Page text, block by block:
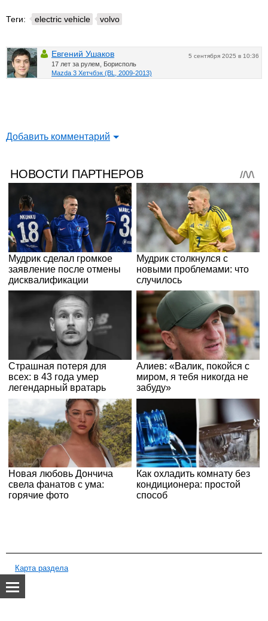
Теги: electric vehicle volvo
5 сентября 2025 в 10:36
Евгений Ушаков
17 лет за рулем, Борисполь
Mazda 3 Хетчбэк (BL, 2009-2013)
Добавить комментарий
Карта раздела